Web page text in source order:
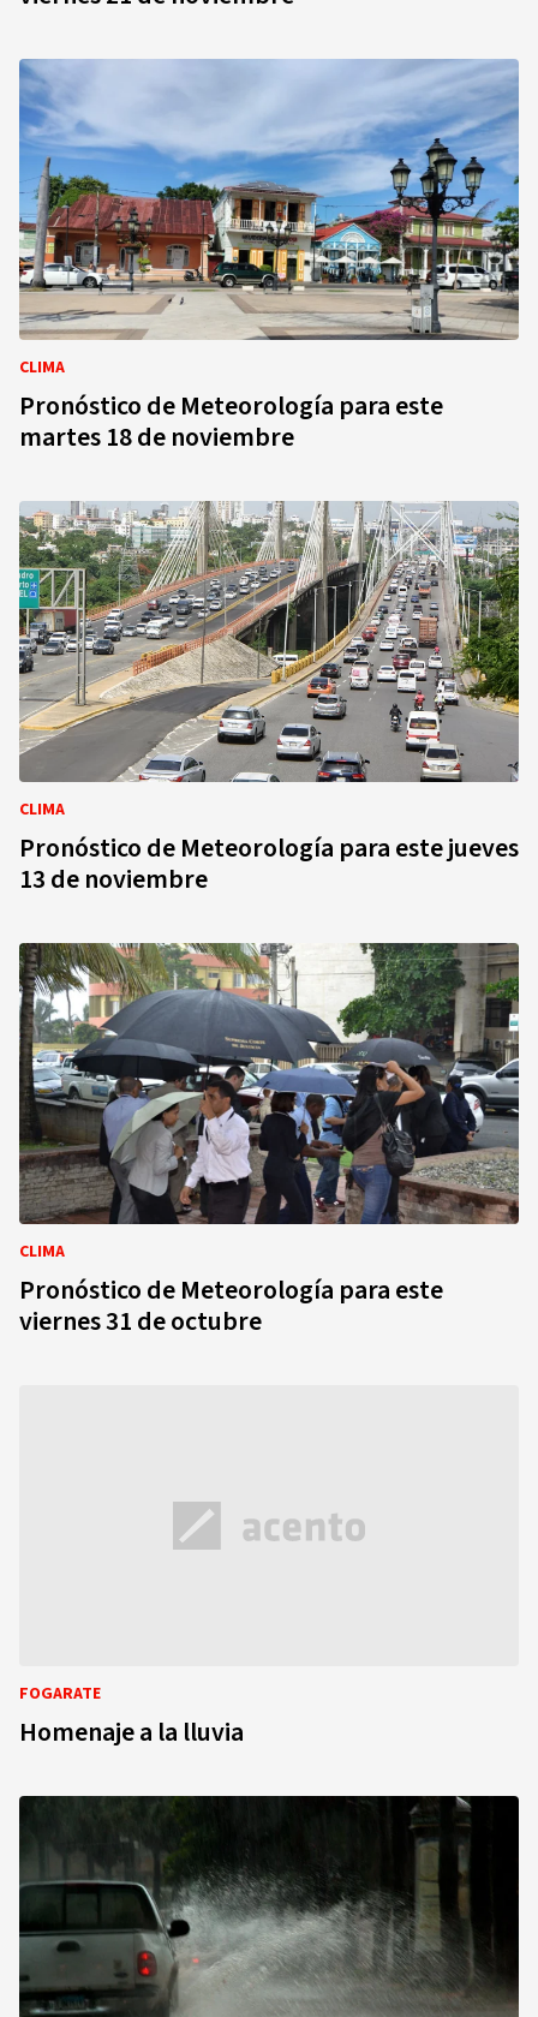
CLIMA
Pronóstico de Meteorología para este
martes 18 de noviembre
CLIMA
Pronóstico de Meteorología para este jueves
13 de noviembre
CLIMA
Pronóstico de Meteorología para este
viernes 31 de octubre
FOGARATE
Homenaje a la lluvia